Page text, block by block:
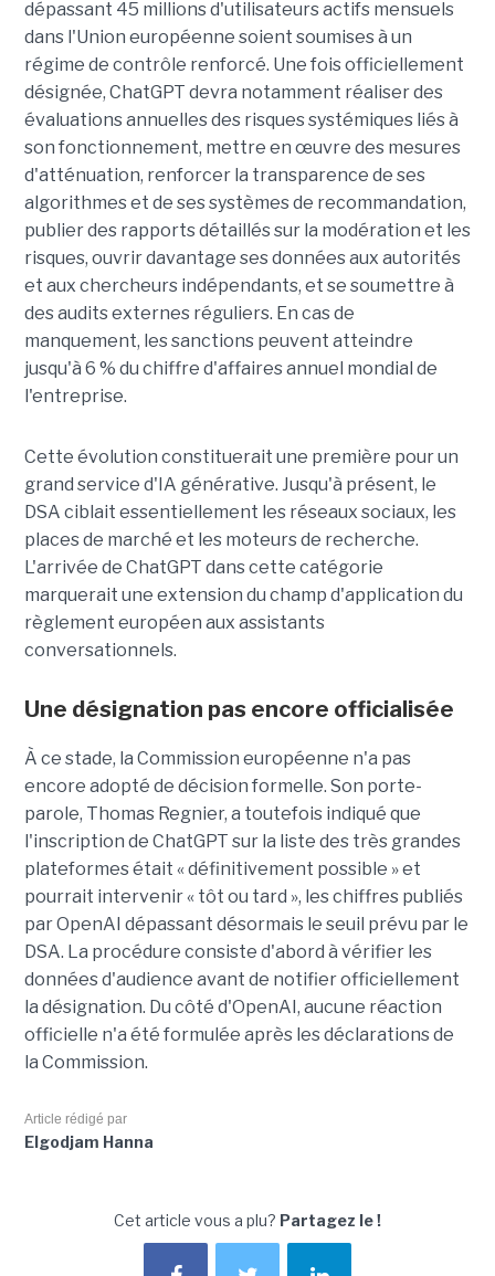
dépassant 45 millions d'utilisateurs actifs mensuels
dans l'Union européenne soient soumises à un
régime de contrôle renforcé. Une fois officiellement
désignée, ChatGPT devra notamment réaliser des
évaluations annuelles des risques systémiques liés à
son fonctionnement, mettre en œuvre des mesures
d'atténuation, renforcer la transparence de ses
algorithmes et de ses systèmes de recommandation,
publier des rapports détaillés sur la modération et les
risques, ouvrir davantage ses données aux autorités
et aux chercheurs indépendants, et se soumettre à
des audits externes réguliers. En cas de
manquement, les sanctions peuvent atteindre
jusqu'à 6 % du chiffre d'affaires annuel mondial de
l'entreprise.
Cette évolution constituerait une première pour un
grand service d'IA générative. Jusqu'à présent, le
DSA ciblait essentiellement les réseaux sociaux, les
places de marché et les moteurs de recherche.
L'arrivée de ChatGPT dans cette catégorie
marquerait une extension du champ d'application du
règlement européen aux assistants
conversationnels.
Une désignation pas encore officialisée
À ce stade, la Commission européenne n'a pas
encore adopté de décision formelle. Son porte-
parole, Thomas Regnier, a toutefois indiqué que
l'inscription de ChatGPT sur la liste des très grandes
plateformes était « définitivement possible » et
pourrait intervenir « tôt ou tard », les chiffres publiés
par OpenAI dépassant désormais le seuil prévu par le
DSA. La procédure consiste d'abord à vérifier les
données d'audience avant de notifier officiellement
la désignation. Du côté d'OpenAI, aucune réaction
officielle n'a été formulée après les déclarations de
la Commission.
Article rédigé par
Elgodjam Hanna
Cet article vous a plu? Partagez le !